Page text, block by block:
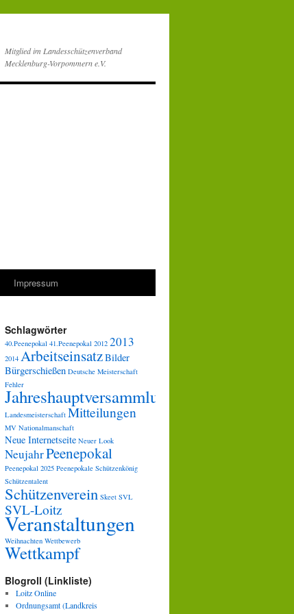
Mitglied im Landesschützenverband
Mecklenburg-Vorpommern e.V.
Impressum
Schlagwörter
40.Peenepokal 41.Peenepokal 2012 2013
2014 ArbeitseinsatzBilder
Bürgerschießen Deutsche Meisterschaft
Fehler
Jahreshauptversammlung
Landesmeisterschaft Mitteilungen
MV Nationalmanschaft
Neue Internetseite Neuer Look
NeujahrPeenepokal
Peenepokal 2025 Peenepokale Schützenkönig
Schützentalent
Schützenverein Skeet SVL
SVL-Loitz
Veranstaltungen
Weihnachten Wettbewerb
Wettkampf
Blogroll (Linkliste)
Loitz Online
Ordnungsamt (Landkreis